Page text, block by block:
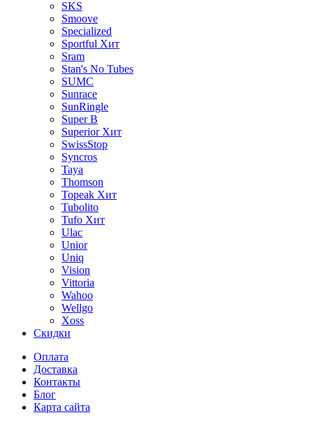
SKS
Smoove
Specialized
Sportful Хит
Sram
Stan's No Tubes
SUMC
Sunrace
SunRingle
Super B
Superior Хит
SwissStop
Syncros
Taya
Thomson
Topeak Хит
Tubolito
Tufo Хит
Ulac
Unior
Uniq
Vision
Vittoria
Wahoo
Wellgo
Xoss
Скидки
Оплата
Доставка
Контакты
Блог
Карта сайта